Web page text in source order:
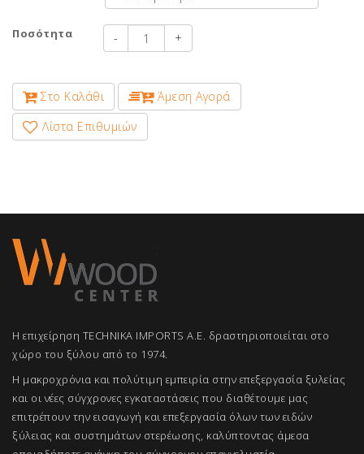
Ποσότητα - +
Στο Καλάθι
Άμεση Αγορά
Λίστα Επιθυμιών
Η επιχείρηση TECHNIKA IMPORTS A.E. δραστηριοποιείται στο
χώρο του ξύλου από το 1974.
Η μακροχρόνια και πολύτιμη εμπειρία στην επεξεργασία ξυλείας
και οι νέες σύγχρονες εγκαταστάσεις που διαθέτουμε μας
επιτρέπουν την εισαγωγή και επεξεργασία όλων των ειδών
ξύλειας και συστημάτων στερέωσης, καλύπτοντας άμεσα